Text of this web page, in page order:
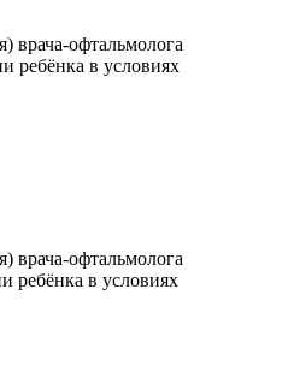
врача-офтальмолога
ребёнка в условиях
врача-офтальмолога
ребёнка в условиях